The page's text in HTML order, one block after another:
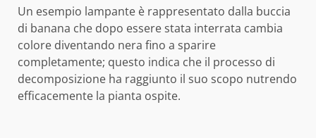
Un esempio lampante è rappresentato dalla buccia
di banana che dopo essere stata interrata cambia
colore diventando nera fino a sparire
completamente; questo indica che il processo di
decomposizione ha raggiunto il suo scopo nutrendo
efficacemente la pianta ospite.